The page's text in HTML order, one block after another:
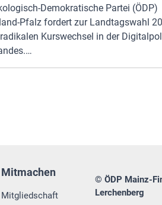
Demokratische Partei (ÖDP)
Pfalz fordert zur Landtagswahl
Kurswechsel in der
Mitmachen
Mitgliedschaft
© ÖDP Mainz-
Lerchenberg